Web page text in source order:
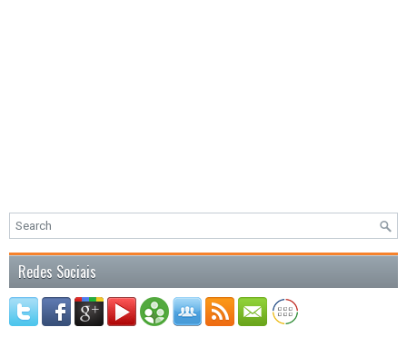
Redes Sociais